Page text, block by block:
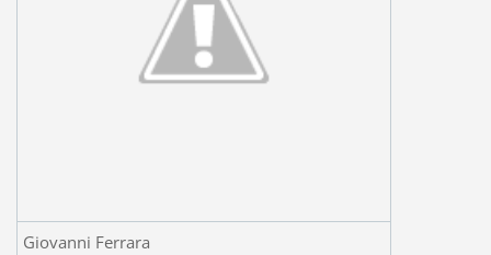
Giovanni Ferrara